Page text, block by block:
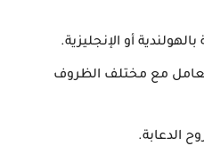
أو الإنجليزية.
مع مختلف الظروف
الدعابة.